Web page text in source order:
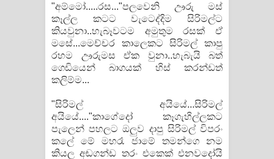
"අම්මෝ.....රස..."පලවෙනි ඌරු මස්
කෑල්ල කටට වැටෙද්දිම සිරිමල්ට
කියවුනා..හැබෑවටම අමුතුම රසක් ඒ
මසේ...මෙච්චර කාලෙකට සිරිමල් කාපු
රහම ඌරුමස ඒක වුනා..හැබැයි බත්
ගෙඩියෙන් බාගයක් හිස් කරන්ඩත්
කලිම්ම...
"සිරිමල් අයියේ...සිරිමල්
අයියේ...."කාගේදෝ කෑගැහිල්ලකට
පැලෙන් පහලට ඔලුව දාපු සිරිමල් විපරං
කලේ මේ මහරෑ ජාමේ තමන්ගෙ නම
කියල අඬගන්ඩ තරං එකෙක් එනවදෝයි